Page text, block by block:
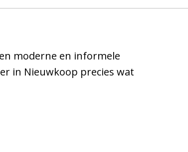
moderne en informele
in Nieuwkoop precies wat